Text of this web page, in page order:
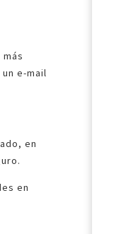
e-mail
en
en